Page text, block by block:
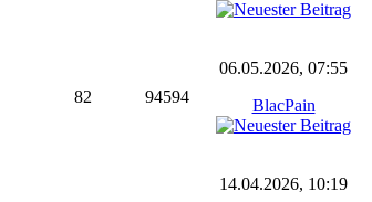
82 94594
06.05.2026, 07:55
BlacPain
14.04.2026, 10:19